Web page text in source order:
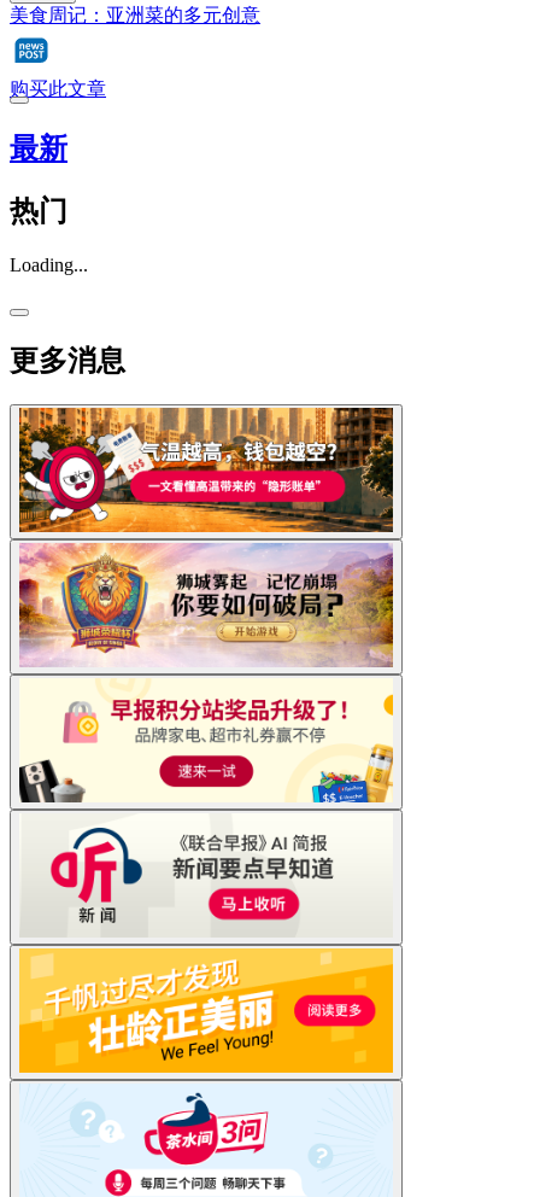
美食周记：亚洲菜的多元创意
购买此文章
最新
热门
Loading...
更多消息